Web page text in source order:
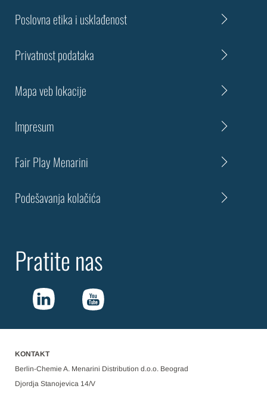
Poslovna etika i usklađenost
Privatnost podataka
Mapa veb lokacije
Impresum
Fair Play Menarini
Podešavanja kolačića
Pratite nas
KONTAKT
Berlin-Chemie A. Menarini Distribution d.o.o. Beograd
Djordja Stanojevica 14/V